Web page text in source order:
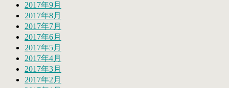
2017年9月
2017年8月
2017年7月
2017年6月
2017年5月
2017年4月
2017年3月
2017年2月